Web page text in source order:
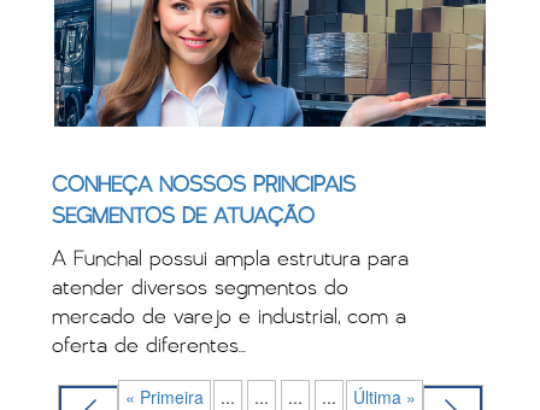
CONHEÇA NOSSOS PRINCIPAIS
SEGMENTOS DE ATUAÇÃO
A Funchal possui ampla estrutura para
atender diversos segmentos do
mercado de varejo e industrial, com a
oferta de diferentes...
« Primeira ... ... ... ... Última »